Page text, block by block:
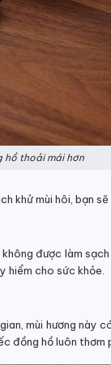
hồ thoải mái hơn
mùi hôi, bạn
được làm
hiểm cho sức khỏe.
mùi hương này
đồng hồ luôn thơm